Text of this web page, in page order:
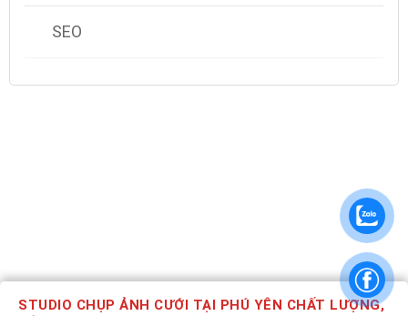
SEO
STUDIO CHỤP ẢNH CƯỚI TẠI PHÚ YÊN CHẤT LƯỢNG,